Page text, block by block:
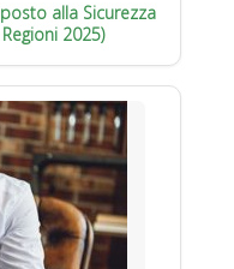
alla Sicurezza
2025)